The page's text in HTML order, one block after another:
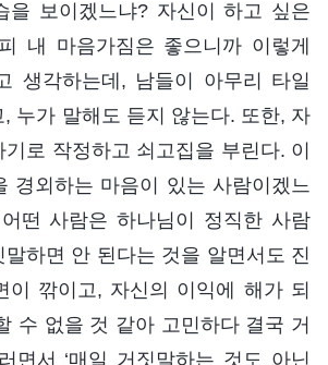
을 보이겠느냐? 자신이 하고 싶은
내 마음가짐은 좋으니까 이렇게
생각하는데, 남들이 아무리 타일
, 누가 말해도 듣지 않는다. 또한, 자
로 작정하고 쇠고집을 부린다. 이
경외하는 마음이 있는 사람이겠느
떤 사람은 하나님이 정직한 사람
하면 안 된다는 것을 알면서도 진
이 깎이고, 자신의 이익에 해가 되
수 없을 것 같아 고민하다 결국 거
면서 ‘매일 거짓말하는 것도 아닌